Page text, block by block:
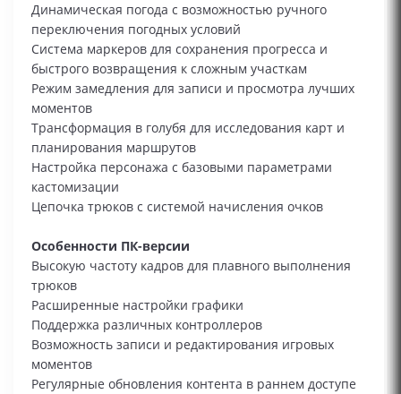
Динамическая погода с возможностью ручного
переключения погодных условий
Система маркеров для сохранения прогресса и
быстрого возвращения к сложным участкам
Режим замедления для записи и просмотра лучших
моментов
Трансформация в голубя для исследования карт и
планирования маршрутов
Настройка персонажа с базовыми параметрами
кастомизации
Цепочка трюков с системой начисления очков
Особенности ПК-версии
Высокую частоту кадров для плавного выполнения
трюков
Расширенные настройки графики
Поддержка различных контроллеров
Возможность записи и редактирования игровых
моментов
Регулярные обновления контента в раннем доступе